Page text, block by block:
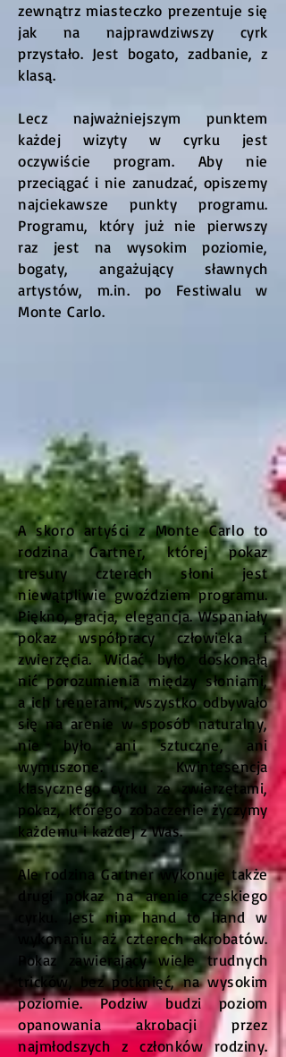
zewnątrz miasteczko prezentuje się
jak na najprawdziwszy cyrk
przystało. Jest bogato, zadbanie, z
klasą.
Lecz najważniejszym punktem
każdej wizyty w cyrku jest
oczywiście program. Aby nie
przeciągać i nie zanudzać, opiszemy
najciekawsze punkty programu.
Programu, który już nie pierwszy
raz jest na wysokim poziomie,
bogaty, angażujący sławnych
artystów, m.in. po Festiwalu w
Monte Carlo.
A skoro artyści z Monte Carlo to
rodzina Gartner, której pokaz
tresury czterech słoni jest
niewątpliwie gwoździem programu.
Piękno, gracja, elegancja. Wspaniały
pokaz współpracy człowieka i
zwierzęcia. Widać było doskonałą
nić porozumienia między słoniami,
a ich trenerami, wszystko odbywało
się na arenie w sposób naturalny,
nie było ani sztuczne, ani
wymuszone. Kwintesencja
klasycznego cyrku ze zwierzętami,
pokaz, którego zobaczenie życzymy
każdemu i każdej z Was.
Ale rodzina Gartner wykonuje także
drugi pokaz na arenie czeskiego
cyrku. Jest nim hand to hand w
wykonaniu aż czterech akrobatów.
Pokaz zawierający wiele trudnych
tricków, bez potknięć, na wysokim
poziomie. Podziw budzi poziom
opanowania akrobacji przez
najmłodszych z członków rodziny.